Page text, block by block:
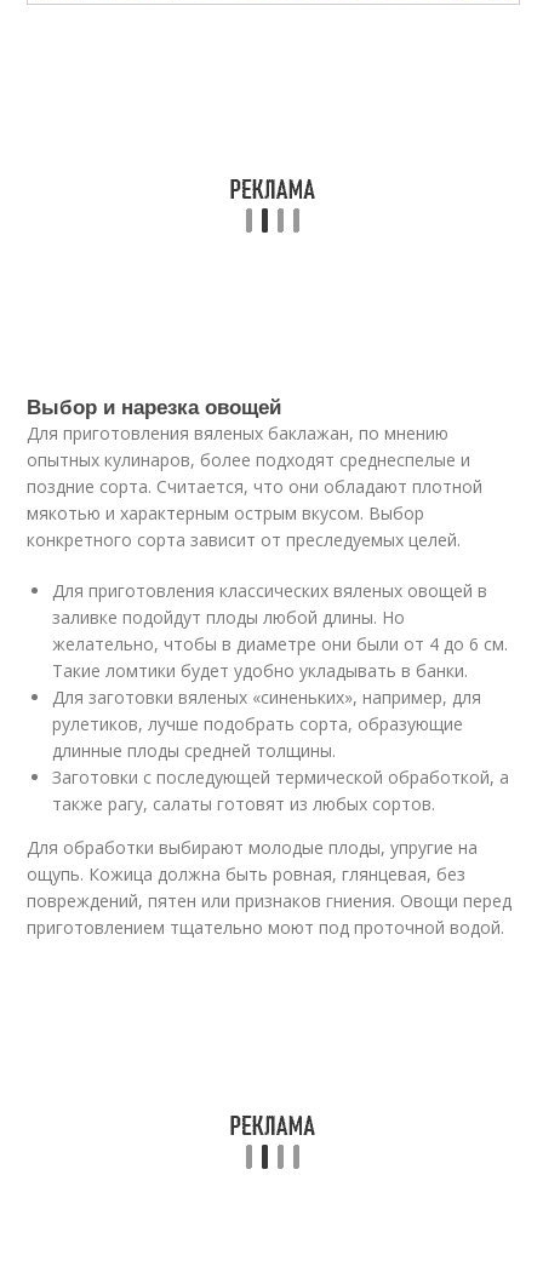
Выбор и нарезка овощей
Для приготовления вяленых баклажан, по мнению
опытных кулинаров, более подходят среднеспелые и
поздние сорта. Считается, что они обладают плотной
мякотью и характерным острым вкусом. Выбор
конкретного сорта зависит от преследуемых целей.
Для приготовления классических вяленых овощей в
заливке подойдут плоды любой длины. Но
желательно, чтобы в диаметре они были от 4 до 6 см.
Такие ломтики будет удобно укладывать в банки.
Для заготовки вяленых «синеньких», например, для
рулетиков, лучше подобрать сорта, образующие
длинные плоды средней толщины.
Заготовки с последующей термической обработкой, а
также рагу, салаты готовят из любых сортов.
Для обработки выбирают молодые плоды, упругие на
ощупь. Кожица должна быть ровная, глянцевая, без
повреждений, пятен или признаков гниения. Овощи перед
приготовлением тщательно моют под проточной водой.